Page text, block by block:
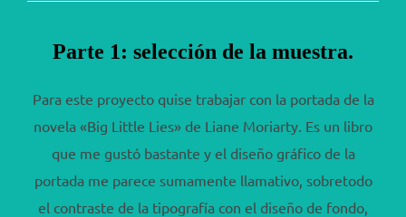
Parte 1: selección de la muestra.
Para este proyecto quise trabajar con la portada de la
novela «Big Little Lies» de Liane Moriarty. Es un libro
que me gustó bastante y el diseño gráfico de la
portada me parece sumamente llamativo, sobretodo
el contraste de la tipografía con el diseño de fondo,